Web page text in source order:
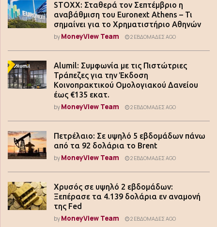
STOXX: Σταθερά τον Σεπτέμβριο η
αναβάθμιση του Euronext Athens – Τι
σημαίνει για το Χρηματιστήριο Αθηνών
byMoneyView Team 2 ΕΒΔΟΜΆΔΕΣ AGO
Alumil: Συμφωνία με τις Πιστώτριες
Τράπεζες για την Έκδοση
Κοινοπρακτικού Ομολογιακού Δανείου
έως €135 εκατ.
byMoneyView Team 2 ΕΒΔΟΜΆΔΕΣ AGO
Πετρέλαιο: Σε υψηλό 5 εβδομάδων πάνω
από τα 92 δολάρια το Brent
byMoneyView Team 2 ΕΒΔΟΜΆΔΕΣ AGO
Χρυσός σε υψηλό 2 εβδομάδων:
Ξεπέρασε τα 4.139 δολάρια εν αναμονή
της Fed
byMoneyView Team 2 ΕΒΔΟΜΆΔΕΣ AGO